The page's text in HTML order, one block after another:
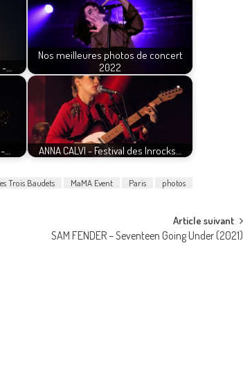
-…
Nos meilleures photos de concert
2022
-… ANNA CALVI - Festival des Inrocks…
Trois Baudets MaMA Event Paris
photos
Article suivant
SAM FENDER – Seventeen Going Under (2021)